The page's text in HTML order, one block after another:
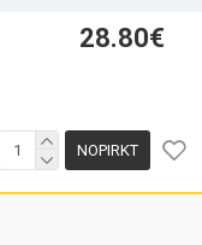
28.80€
NOPIRKT